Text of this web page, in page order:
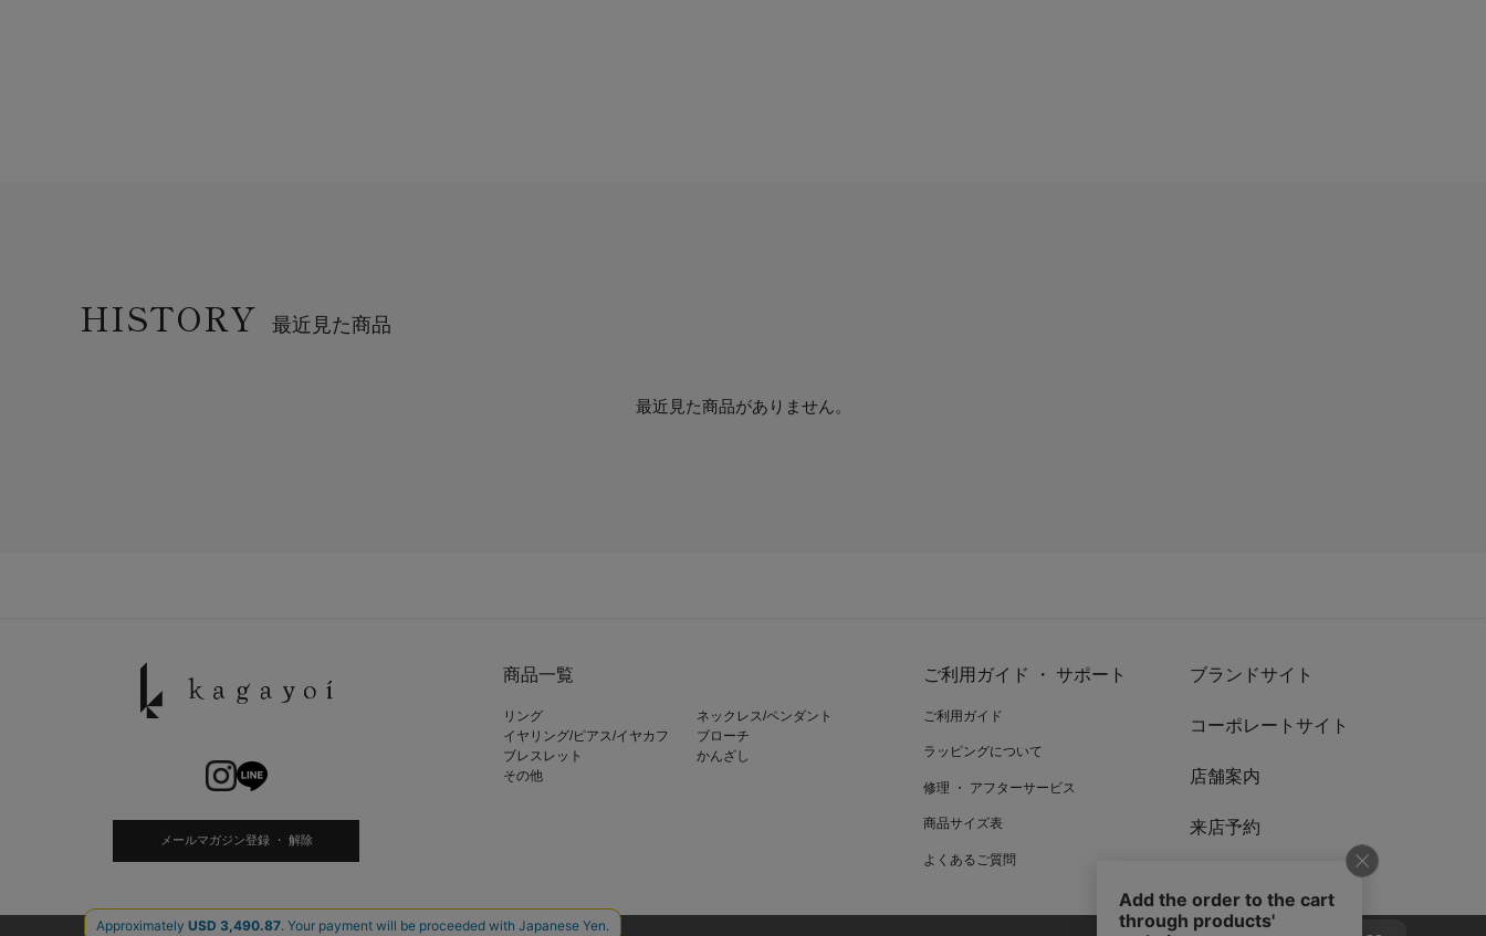
HISTORY
最近見た商品がありません。
メールマガジン登録 ・ 解除
商品一覧
リング
ネックレス/ペンダント
イヤリング/ピアス/イヤカフ
ブローチ
ブレスレット
かんざし
その他
ご利用ガイド ・ サポート
ご利用ガイド
ラッピングについて
修理 ・ アフターサービス
商品サイズ表
よくあるご質問
ブランドサイト
コーポレートサイト
店舗案内
来店予約
お問い合わせ